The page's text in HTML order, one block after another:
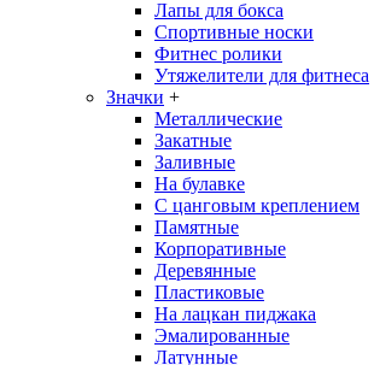
Лапы для бокса
Спортивные носки
Фитнес ролики
Утяжелители для фитнеса
Значки +
Металлические
Закатные
Заливные
На булавке
С цанговым креплением
Памятные
Корпоративные
Деревянные
Пластиковые
На лацкан пиджака
Эмалированные
Латунные